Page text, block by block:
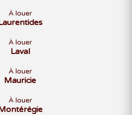
À louer
À louer
Laval
À louer
Mauricie
À louer